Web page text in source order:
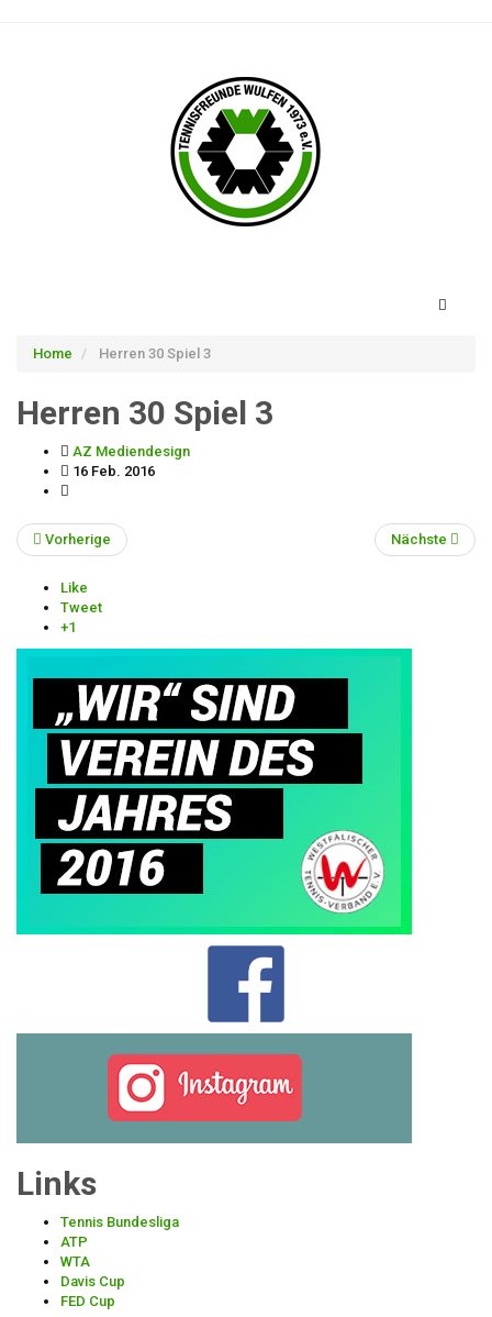
Toggle
Home
Herren 30 Spiel 3
Herren 30 Spiel 3
AZ Mediendesign
16 Feb. 2016
Vorherige Nächste
Like
Tweet
+1
Links
Tennis Bundesliga
ATP
WTA
Davis Cup
FED Cup